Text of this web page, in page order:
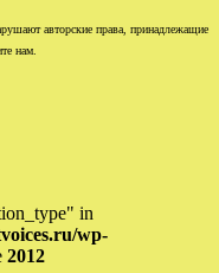
авторские права, принадлежащие
нам.
in
wp-
2012